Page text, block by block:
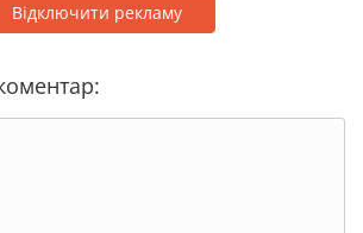
Відключити рекламу